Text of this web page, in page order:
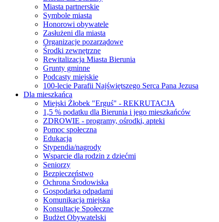
Miasta partnerskie
Symbole miasta
Honorowi obywatele
Zasłużeni dla miasta
Organizacje pozarządowe
Środki zewnętrzne
Rewitalizacja Miasta Bierunia
Grunty gminne
Podcasty miejskie
100-lecie Parafii Najświętszego Serca Pana Jezusa
Dla mieszkańca
Miejski Żłobek "Erguś" - REKRUTACJA
1,5 % podatku dla Bierunia i jego mieszkańców
ZDROWIE - programy, ośrodki, apteki
Pomoc społeczna
Edukacja
Stypendia/nagrody
Wsparcie dla rodzin z dziećmi
Seniorzy
Bezpieczeństwo
Ochrona Środowiska
Gospodarka odpadami
Komunikacja miejska
Konsultacje Społeczne
Budżet Obywatelski